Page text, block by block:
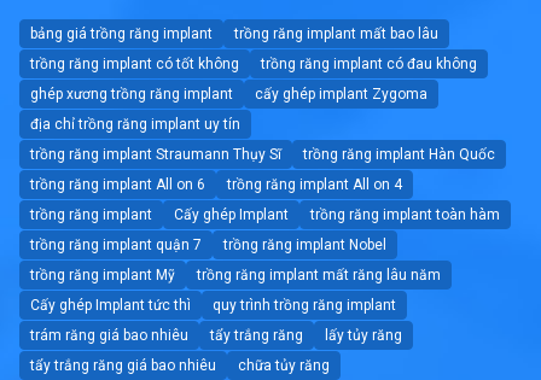
bảng giá trồng răng implant
trồng răng implant mất bao lâu
trồng răng implant có tốt không
trồng răng implant có đau không
ghép xương trồng răng implant
cấy ghép implant Zygoma
địa chỉ trồng răng implant uy tín
trồng răng implant Straumann Thụy Sĩ
trồng răng implant Hàn Quốc
trồng răng implant All on 6
trồng răng implant All on 4
trồng răng implant
Cấy ghép Implant
trồng răng implant toàn hàm
trồng răng implant quận 7
trồng răng implant Nobel
trồng răng implant Mỹ
trồng răng implant mất răng lâu năm
Cấy ghép Implant tức thì
quy trình trồng răng implant
trám răng giá bao nhiêu
tẩy trắng răng
lấy tủy răng
tẩy trắng răng giá bao nhiêu
chữa tủy răng